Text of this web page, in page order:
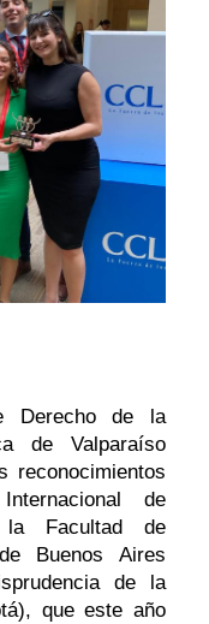
Derecho de la
de Valparaíso
reconocimientos
de
la Facultad de
Buenos Aires
de la
que este año